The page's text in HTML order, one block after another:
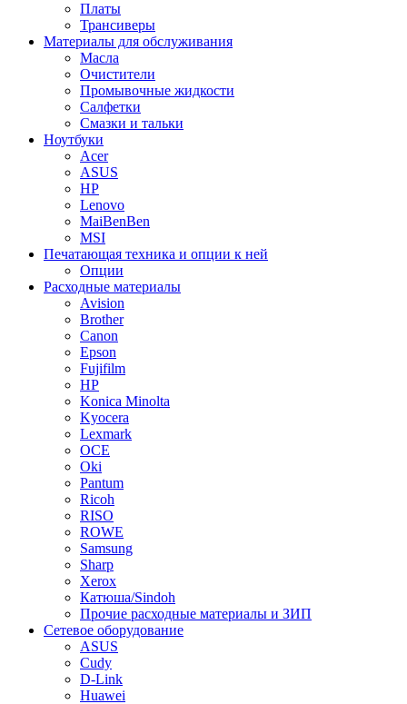
Платы
Трансиверы
Материалы для обслуживания
Масла
Очистители
Промывочные жидкости
Салфетки
Смазки и тальки
Ноутбуки
Acer
ASUS
HP
Lenovo
MaiBenBen
MSI
Печатающая техника и опции к ней
Опции
Расходные материалы
Avision
Brother
Canon
Epson
Fujifilm
HP
Konica Minolta
Kyocera
Lexmark
OCE
Oki
Pantum
Ricoh
RISO
ROWE
Samsung
Sharp
Xerox
Катюша/Sindoh
Прочие расходные материалы и ЗИП
Сетевое оборудование
ASUS
Cudy
D-Link
Huawei